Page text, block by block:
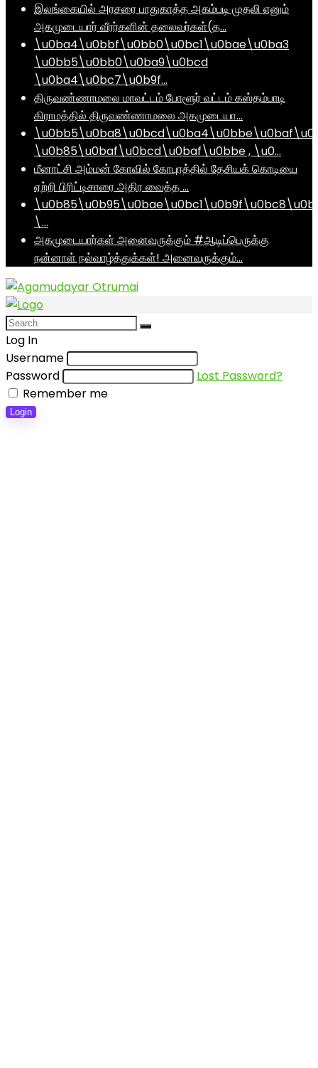
இலங்கையில் அரசரை பாதுகாத்த அகம்படி முதலி எனும்
அகமுடையார் வீரர்களின் தலைவர்கள்(த…
\u0ba4\u0bbf\u0bb0\u0bc1\u0bae\u0ba3
\u0bb5\u0bb0\u0ba9\u0bcd
\u0ba4\u0bc7\u0b9f…
திருவண்ணாமலை மாவட்டம் போளூர் வட்டம் கஸ்தம்பாடி
கிராமத்தில் திருவண்ணாமலை அகமுடையா…
\u0b85\u0baf\u0bcd\u0baf\u0bbe , \u0…
மீனாட்சி அம்மன் கோவில் கோபுரத்தில் தேசியக் கொடியை
ஏற்றி பிரிட்டிசாரை அதிர வைத்த …
\…
அகமுடையார்கள் அனைவருக்கும் #ஆடிப்பெருக்கு
நன்னாள் நல்வாழ்த்துக்கள்! அனைவருக்கும்…
Log In
Username
Password
Lost Password?
Remember me
Login